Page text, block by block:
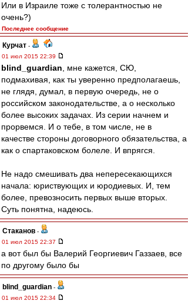
Или в Израиле тоже с толерантностью не
очень?)
Последнее сообщение
Курчат -
01 июл 2015 22:39
blind_guardian , мне кажется, СЮ,
подмахивая, как ты уверенно предполагаешь,
не глядя, думал, в первую очередь, не о
российском законодательстве, а о несколько
более высоких задачах. Из серии начнем и
прорвемся. И о тебе, в том числе, не в
качестве стороны договорного обязательства, а
как о спартаковском болеле. И впрягся.
Не надо смешивать два непересекающихся
начала: юриствующих и юродиевых. И, тем
более, превозносить первых выше вторых.
Суть понятна, надеюсь.
Cтаканов -
01 июл 2015 22:37
а вот был бы Валерий Георгиевич Газзаев, все
по другому было бы
blind_guardian -
01 июл 2015 22:34